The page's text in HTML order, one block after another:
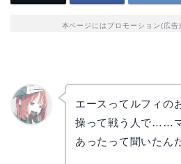
本ページにはプロモーション(広告
エースってルフィの
操って戦う人で……
あったって聞いたん